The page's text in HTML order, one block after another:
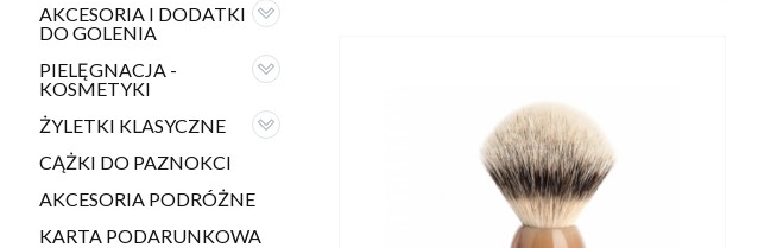
AKCESORIA I DODATKI
DO GOLENIA
PIELĘGNACJA -
KOSMETYKI
ŻYLETKI KLASYCZNE
CĄŻKI DO PAZNOKCI
AKCESORIA PODRÓŻNE
KARTA PODARUNKOWA